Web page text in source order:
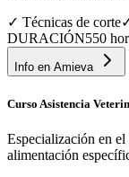
✓ Técnicas de corte
DURACIÓN550
Info en Amieva
Curso Asistencia
Especialización en
alimentación